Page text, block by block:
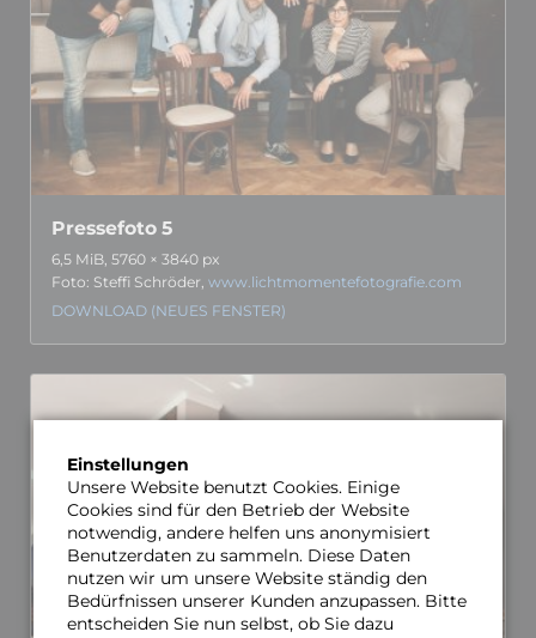
Pressefoto 5
6,5 MiB, 5760 × 3840 px
Foto: Steffi Schröder,www.lichtmomentefotografie.com
DOWNLOAD (NEUES FENSTER)
Einstellungen
Unsere Website benutzt Cookies. Einige
Cookies sind für den Betrieb der Website
notwendig, andere helfen uns anonymisiert
Benutzerdaten zu sammeln. Diese Daten
nutzen wir um unsere Website ständig den
Bedürfnissen unserer Kunden anzupassen. Bitte
entscheiden Sie nun selbst, ob Sie dazu